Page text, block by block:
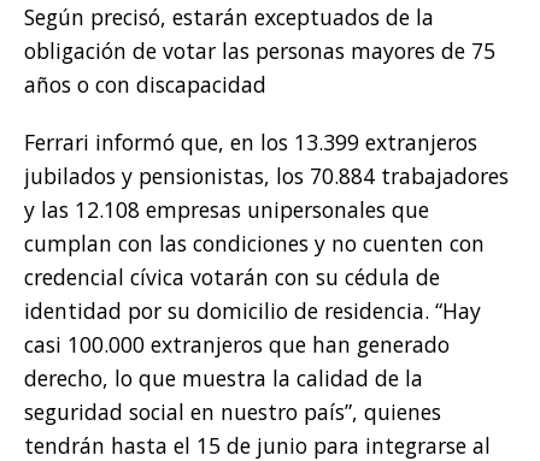
Según precisó, estarán exceptuados de la
obligación de votar las personas mayores de 75
años o con discapacidad
Ferrari informó que, en los 13.399 extranjeros
jubilados y pensionistas, los 70.884 trabajadores
y las 12.108 empresas unipersonales que
cumplan con las condiciones y no cuenten con
credencial cívica votarán con su cédula de
identidad por su domicilio de residencia. “Hay
casi 100.000 extranjeros que han generado
derecho, lo que muestra la calidad de la
seguridad social en nuestro país”, quienes
tendrán hasta el 15 de junio para integrarse al